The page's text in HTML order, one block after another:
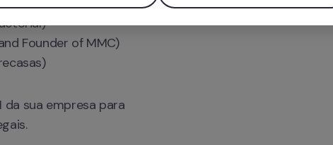
(Pre-Sales Consultant, Factorial)
(Accounting, Tax Specialist and Founder of MMC)
da sua empresa para